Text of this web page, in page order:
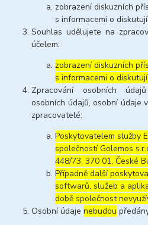
zobrazení diskuzních
s informacemi o
Souhlas udělujete na
účelem:
zobrazení diskuzních
s informacemi o
Zpracování osobních
osobních údajů, osobní údaje
zpracovatelé:
Poskytovatelem služby
společností Golemos
448/73, 370 01, České
Případně další
softwarů, služeb a
době společnost
Osobní údajenebudou